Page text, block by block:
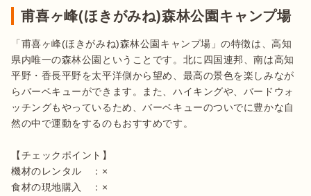
甫喜ヶ峰(ほきがみね)森林公園キャンプ場
「甫喜ヶ峰(ほきがみね)森林公園キャンプ場」の特徴は、高知
県内唯一の森林公園ということです。北に四国連邦、南は高知
平野・香長平野を太平洋側から望め、最高の景色を楽しみなが
らバーベキューができます。また、ハイキングや、バードウォ
ッチングもやっているため、バーベキューのついでに豊かな自
然の中で運動をするのもおすすめです。
【チェックポイント】
機材のレンタル　：×
食材の現地購入　：×